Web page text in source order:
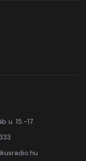
u. 15.-17.